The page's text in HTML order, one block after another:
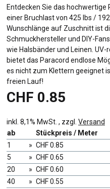
Entdecken Sie das hochwertige
einer Bruchlast von 425 lbs /
Wunschlänge auf Zuschnitt ist
Schmuckhersteller und DIY-
wie Halsbänder und Leinen.
bietet das Paracord endlose
es nicht zum Klettern geeignet
freien Lauf!
CHF 0.85
inkl. 8,1% MwSt. , zzgl. Versand
ab
Stückpreis / Meter
1
» CHF 0.85
5
» CHF 0.65
20
» CHF 0.60
40
» CHF 0.55